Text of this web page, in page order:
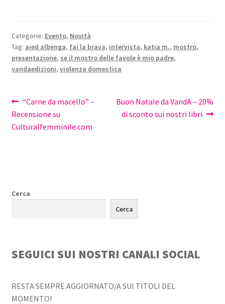
Categorie: Evento, Novità
Tag: aied albenga, fai la brava, intervista, katia m., mostro,
presentazione, se il mostro delle favole è mio padre,
vandaedizioni, violenza domestica
Navigazione
articoli
Articolo
precedente:
“Carne da macello” –
Recensione su
Culturalfemminile.com
Articolo
successivo:
Buon Natale da VandA – 20%
di sconto sui nostri libri
Cerca
Cerca
SEGUICI SUI NOSTRI CANALI SOCIAL
RESTA SEMPRE AGGIORNATO/A SUI TITOLI DEL
MOMENTO!